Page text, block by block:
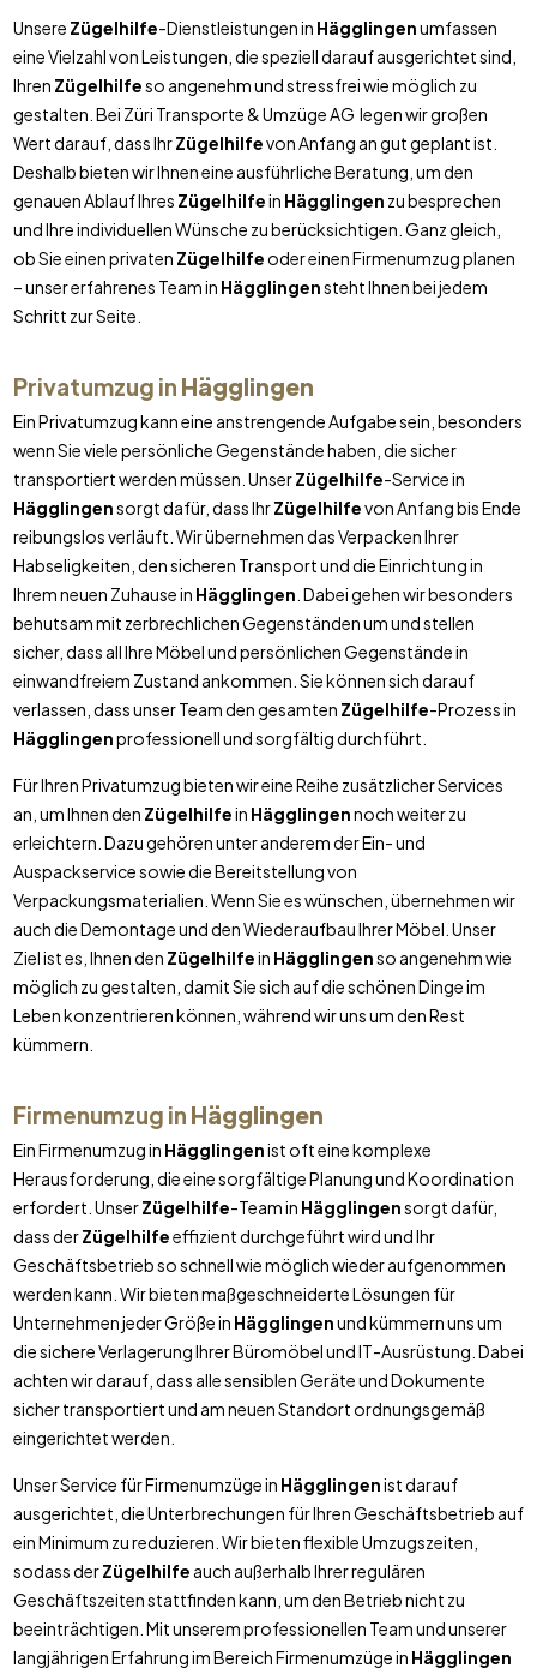
Unsere Zügelhilfe-Dienstleistungen in Hägglingenumfassen
eine Vielzahl von Leistungen, die speziell darauf ausgerichtet sind,
Ihren Zügelhilfeso angenehm und stressfrei wie möglich zu
gestalten. Bei Züri Transporte & Umzüge AG legen wir großen
Wert darauf, dass IhrZügelhilfevon Anfang an gut geplant ist.
Deshalb bieten wir Ihnen eine ausführliche Beratung, um den
genauen Ablauf Ihres Zügelhilfein Hägglingen zu besprechen
und Ihre individuellen Wünsche zu berücksichtigen. Ganz gleich,
ob Sie einen privaten Zügelhilfeoder einen Firmenumzug planen
– unser erfahrenes Team in Hägglingensteht Ihnen bei jedem
Schritt zur Seite.
Privatumzug in Hägglingen
Ein Privatumzug kann eine anstrengende Aufgabe sein, besonders
wenn Sie viele persönliche Gegenstände haben, die sicher
transportiert werden müssen. UnserZügelhilfe-Service in
Hägglingensorgt dafür, dass IhrZügelhilfevon Anfang bis Ende
reibungslos verläuft. Wir übernehmen das Verpacken Ihrer
Habseligkeiten, den sicheren Transport und die Einrichtung in
Ihrem neuen Zuhause in Hägglingen . Dabei gehen wir besonders
behutsam mit zerbrechlichen Gegenständen um und stellen
sicher, dass all Ihre Möbel und persönlichen Gegenstände in
einwandfreiem Zustand ankommen. Sie können sich darauf
verlassen, dass unser Team den gesamten Zügelhilfe-Prozess in
Hägglingenprofessionell und sorgfältig durchführt.
Für Ihren Privatumzug bieten wir eine Reihe zusätzlicher Services
an, um Ihnen den Zügelhilfein Hägglingennoch weiter zu
erleichtern. Dazu gehören unter anderem der Ein- und
Auspackservice sowie die Bereitstellung von
Verpackungsmaterialien. Wenn Sie es wünschen, übernehmen wir
auch die Demontage und den Wiederaufbau Ihrer Möbel. Unser
Ziel ist es, Ihnen den Zügelhilfein Hägglingenso angenehm wie
möglich zu gestalten, damit Sie sich auf die schönen Dinge im
Leben konzentrieren können, während wir uns um den Rest
kümmern.
Firmenumzug in Hägglingen
Ein Firmenumzug in Hägglingenist oft eine komplexe
Herausforderung, die eine sorgfältige Planung und Koordination
erfordert. UnserZügelhilfe-Team in Hägglingensorgt dafür,
dass derZügelhilfeeffizient durchgeführt wird und Ihr
Geschäftsbetrieb so schnell wie möglich wieder aufgenommen
werden kann. Wir bieten maßgeschneiderte Lösungen für
Unternehmen jeder Größe in Hägglingenund kümmern uns um
die sichere Verlagerung Ihrer Büromöbel und IT-Ausrüstung. Dabei
achten wir darauf, dass alle sensiblen Geräte und Dokumente
sicher transportiert und am neuen Standort ordnungsgemäß
eingerichtet werden.
Unser Service für Firmenumzüge in Hägglingenist darauf
ausgerichtet, die Unterbrechungen für Ihren Geschäftsbetrieb auf
ein Minimum zu reduzieren. Wir bieten flexible Umzugszeiten,
sodass derZügelhilfe auch außerhalb Ihrer regulären
Geschäftszeiten stattfinden kann, um den Betrieb nicht zu
beeinträchtigen. Mit unserem professionellen Team und unserer
langjährigen Erfahrung im Bereich Firmenumzüge in Hägglingen